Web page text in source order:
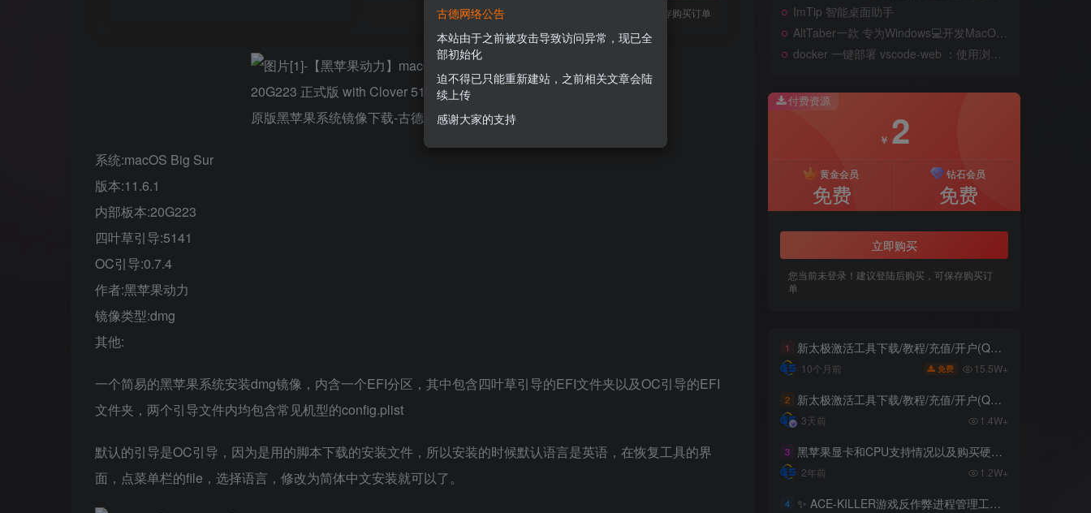
您当前未登录！建议登陆后购买，可保存购买订单
系统:macOS Big Sur
版本:11.6.1
内部板本:20G223
四叶草引导:5141
OC引导:0.7.4
作者:黑苹果动力
镜像类型:dmg
其他:
一个简易的黑苹果系统安装dmg镜像，内含一个EFI分区，其中包含四叶草引导的EFI文件夹以及OC引导的EFI
文件夹，两个引导文件内均包含常见机型的config.plist
默认的引导是OC引导，因为是用的脚本下载的安装文件，所以安装的时候默认语言是英语，在恢复工具的界
面，点菜单栏的file，选择语言，修改为简体中文安装就可以了。
ImTip 智能桌面助手
AltTaber一款 专为Windows💻️开发MacOS 风格的窗口/应用切换器
docker 一键部署 vscode-web ：使用浏览器远程开发
付费资源
￥ 2
黄金会员
免费
钻石会员
免费
立即购买
您当前未登录！建议登陆后购买，可保存购买订
单
1 新太极激活工具下载/教程/充值/开户(QQ交流群号749113977)
10个月前 免费 15.5W+
2 新太极激活工具下载/教程/充值/开户(QQ交流群号:523943346)
3天前 1.4W+
3 黑苹果显卡和CPU支持情况以及购买硬件防踩坑指南
2年前 1.2W+
4 ✨ ACE-KILLER游戏反作弊进程管理工具 ✨
古德网络公告
本站由于之前被攻击导致访问异常，现已全
部初始化
迫不得已只能重新建站，之前相关文章会陆
续上传
感谢大家的支持